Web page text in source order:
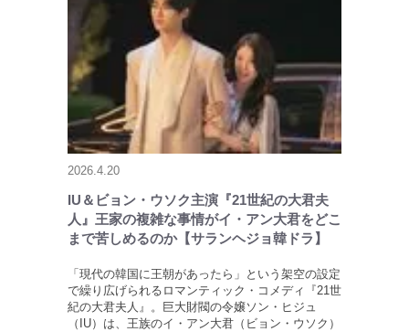
2026.4.20
IU＆ビョン・ウソク主演『21世紀の大君夫
人』王家の複雑な事情がイ・アン大君をどこ
まで苦しめるのか【サランヘジョ韓ドラ】
「現代の韓国に王朝があったら」という架空の設定
で繰り広げられるロマンティック・コメディ『21世
紀の大君夫人』。巨大財閥の令嬢ソン・ヒジュ
（IU）は、王族のイ・アン大君（ビョン・ウソク）